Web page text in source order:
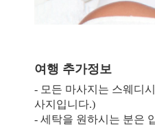
여행 추가정보
- 모든 마사지는 스웨디
사지입니다.)
- 세탁을 원하시는 분은